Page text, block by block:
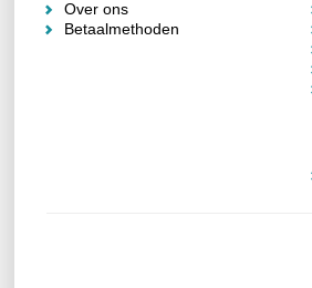
Over ons
Betaalmethoden